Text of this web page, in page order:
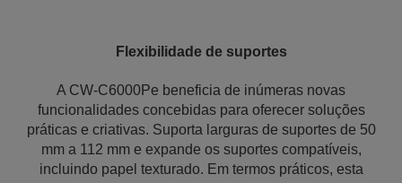
Flexibilidade de suportes
A CW-C6000Pe beneficia de inúmeras novas
funcionalidades concebidas para oferecer soluções
práticas e criativas. Suporta larguras de suportes de 50
mm a 112 mm e expande os suportes compatíveis,
incluindo papel texturado. Em termos práticos, esta